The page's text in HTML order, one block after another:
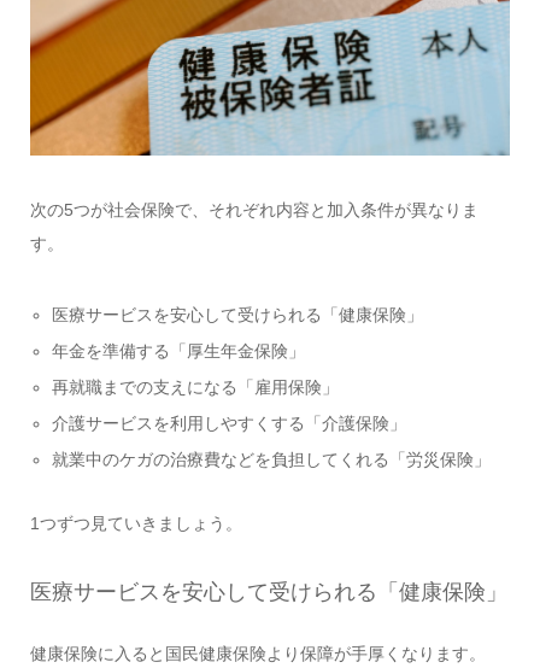
次の5つが社会保険で、それぞれ内容と加入条件が異なりま
す。
医療サービスを安心して受けられる「健康保険」
年金を準備する「厚生年金保険」
再就職までの支えになる「雇用保険」
介護サービスを利用しやすくする「介護保険」
就業中のケガの治療費などを負担してくれる「労災保険」
1つずつ見ていきましょう。
医療サービスを安心して受けられる「健康保険」
健康保険に入ると国民健康保険より保障が手厚くなります。